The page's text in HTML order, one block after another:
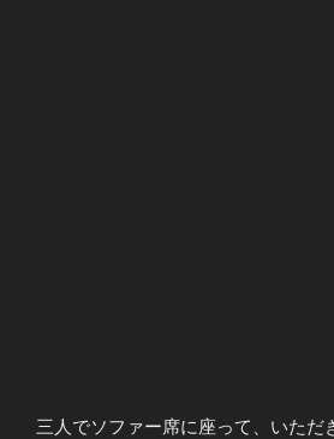
三人でソファー席に座って、いただ